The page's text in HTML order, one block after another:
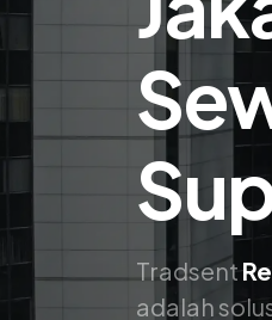
Tradsent
adalah